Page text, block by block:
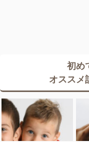
初め
オススメ